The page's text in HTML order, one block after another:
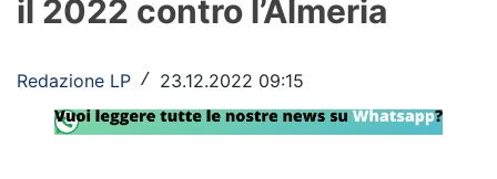
Infortuni
Calciomercato
il 2022 contro l’Almeria
Redazione LP / 23.12.2022 09:15